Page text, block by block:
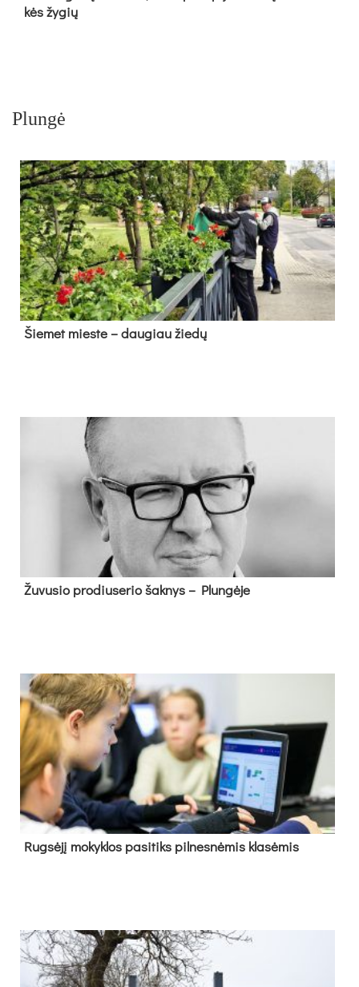
kės žy­gių
Plungė
Šie­met mies­te – dau­giau žie­dų
Žu­vu­sio pro­diu­se­rio šak­nys – Plun­gė­je
Rug­sė­jį mo­kyk­los pa­si­tiks pil­nes­nė­mis kla­sė­mis